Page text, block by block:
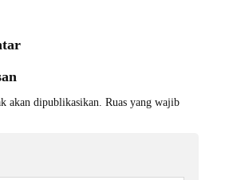
akan dipublikasikan. Ruas yang wajib